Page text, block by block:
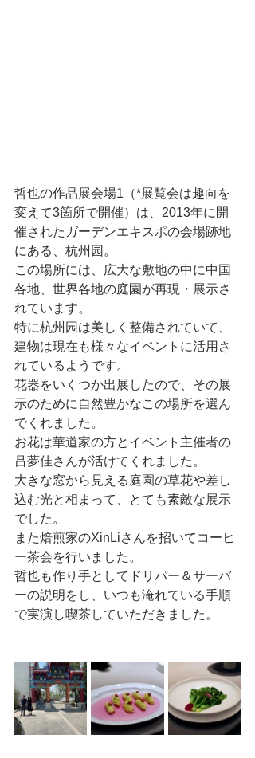
哲也の作品展会場1（*展覧会は趣向を
変えて3箇所で開催）は、2013年に開
催されたガーデンエキスポの会場跡地
にある、杭州园。
この場所には、広大な敷地の中に中国
各地、世界各地の庭園が再現・展示さ
れています。
特に杭州园は美しく整備されていて、
建物は現在も様々なイベントに活用さ
れているようです。
花器をいくつか出展したので、その展
示のために自然豊かなこの場所を選ん
でくれました。
お花は華道家の方とイベント主催者の
吕夢佳さんが活けてくれました。
大きな窓から見える庭園の草花や差し
込む光と相まって、とても素敵な展示
でした。
また焙煎家のXinLiさんを招いてコーヒ
ー茶会を行いました。
哲也も作り手としてドリパー＆サーバ
ーの説明をし、いつも淹れている手順
で実演し喫茶していただきました。